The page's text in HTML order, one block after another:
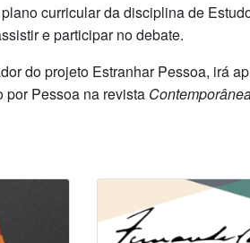
curricular da disciplina de
e participar no debate.
do projeto Estranhar Pessoa, irá
por Pessoa na revista